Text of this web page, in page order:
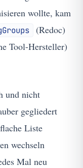
wollte, kam
(Redoc)
Tool-Hersteller)
und nicht
gegliedert
Liste
wechseln
Mal neu